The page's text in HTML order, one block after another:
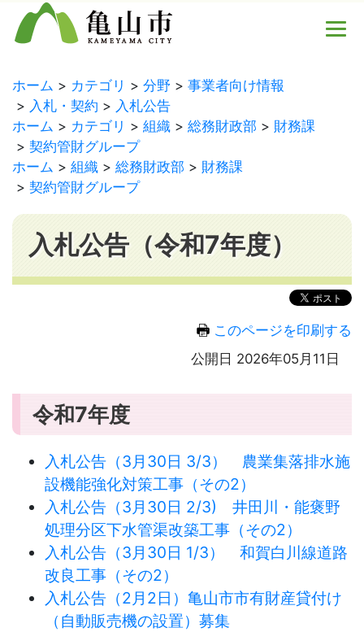
ホーム カテゴリ 分野
事業者向け情報
入札・契約
入札公告
ホーム
カテゴリ 組織 総務財政部
財務課
契約管財グループ
ホーム
組織 総務財政部
財務課
契約管財グループ
入札公告（令和7年度）
このページを印刷する
公開日 2026年05月11日
令和7年度
入札公告（3月30日 3/3） 農業集落排水施
設機能強化対策工事（その2）
入札公告（3月30日 2/3) 井田川・能褒野
処理分区下水管渠改築工事（その2）
入札公告（3月30日 1/3） 和賀白川線道路
改良工事（その2）
入札公告（2月2日）亀山市市有財産貸付け
（自動販売機の設置）募集